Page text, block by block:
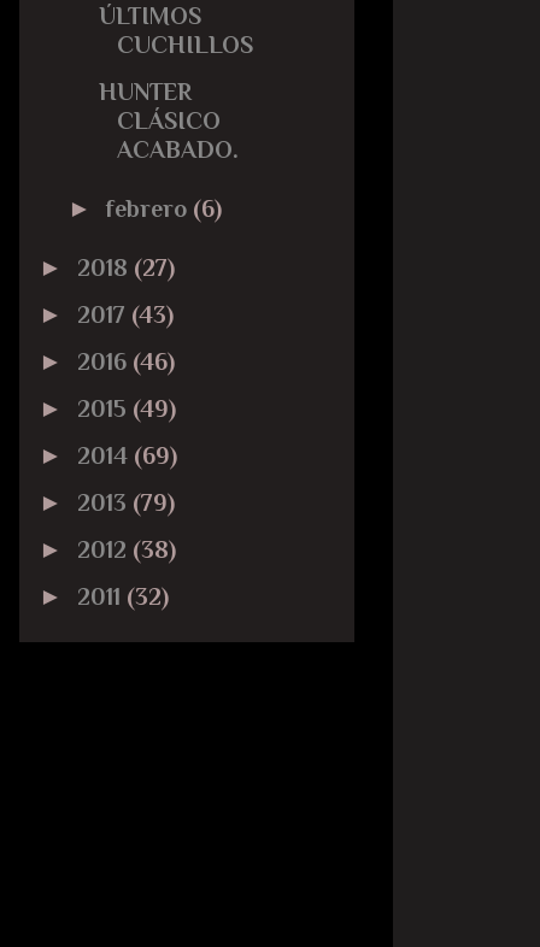
ÚLTIMOS
CUCHILLOS
HUNTER
CLÁSICO
ACABADO.
► febrero (6)
► 2018 (27)
► 2017 (43)
► 2016 (46)
► 2015 (49)
► 2014 (69)
► 2013 (79)
► 2012 (38)
► 2011 (32)